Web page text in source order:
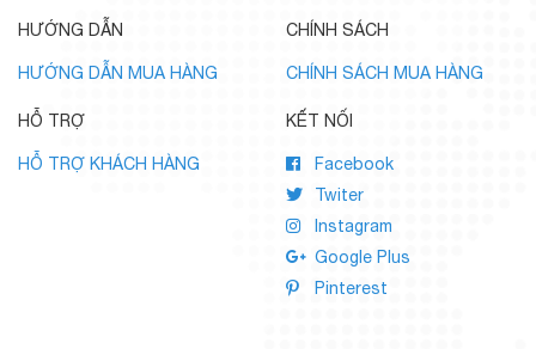
HƯỚNG DẪN
HƯỚNG DẪN MUA HÀNG
CHÍNH SÁCH
CHÍNH SÁCH MUA HÀNG
HỖ TRỢ
HỖ TRỢ KHÁCH HÀNG
KẾT NỐI
Facebook
Twiter
Instagram
Google Plus
Pinterest